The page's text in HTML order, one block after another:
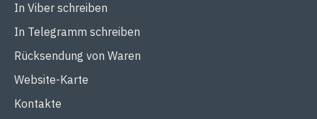
In Viber schreiben
In Telegramm schreiben
Rücksendung von Waren
Website-Karte
Kontakte